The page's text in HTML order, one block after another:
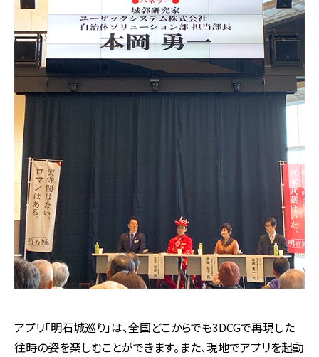
アプリ「明石城巡り」は、全国どこからでも3DCGで再現した
往時の姿を楽しむことができます。また、現地でアプリを起動